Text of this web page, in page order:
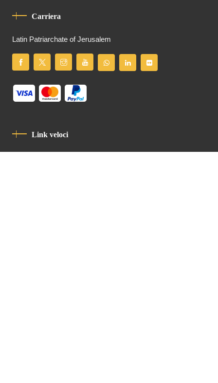
Carriera
Latin Patriarchate of Jerusalem
Link veloci